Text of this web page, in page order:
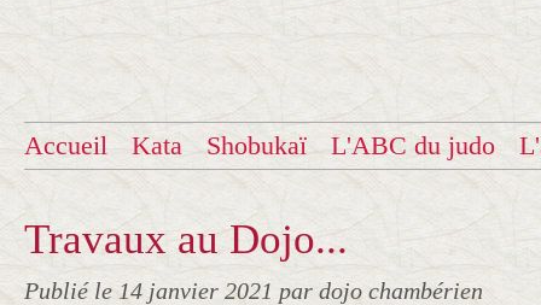
Accueil Kata Shobukaï L'ABC du judo
Travaux au Dojo...
Publié le 14 janvier 2021 par dojo chambérien